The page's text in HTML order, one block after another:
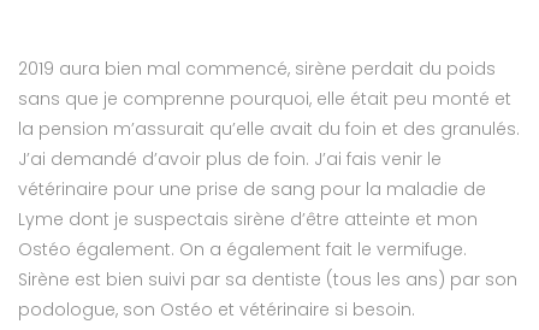
2019 aura bien mal commencé, sirène perdait du poids
sans que je comprenne pourquoi, elle était peu monté et
la pension m’assurait qu’elle avait du foin et des granulés.
J’ai demandé d’avoir plus de foin. J’ai fais venir le
vétérinaire pour une prise de sang pour la maladie de
Lyme dont je suspectais sirène d’être atteinte et mon
Ostéo également. On a également fait le vermifuge.
Sirène est bien suivi par sa dentiste (tous les ans) par son
podologue, son Ostéo et vétérinaire si besoin.